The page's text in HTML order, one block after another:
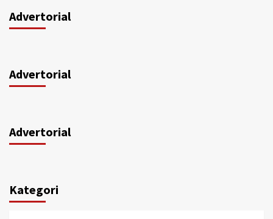
Advertorial
Advertorial
Advertorial
Kategori